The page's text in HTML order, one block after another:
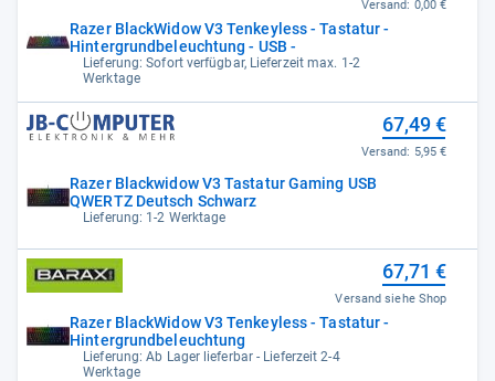
Razer BlackWidow V3 Tenkeyless - Tastatur -
Hintergrundbeleuchtung - USB -
Lieferung: Sofort verfügbar, Lieferzeit max. 1-2
Werktage
Versand: 0,00 €
Razer Blackwidow V3 Tastatur Gaming USB
QWERTZ Deutsch Schwarz
Lieferung: 1-2 Werktage
67,49 €
Versand: 5,95 €
Razer BlackWidow V3 Tenkeyless - Tastatur -
Hintergrundbeleuchtung
Lieferung: Ab Lager lieferbar - Lieferzeit 2-4
Werktage
67,71 €
Versand siehe Shop